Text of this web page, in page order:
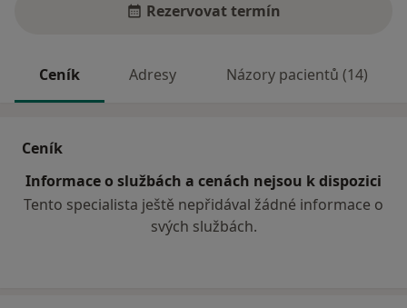
Rezervovat termín
Ceník Adresy Názory pacientů (14)
Ceník
Informace o službách a cenách nejsou k dispozici
Tento specialista ještě nepřidával žádné informace o
svých službách.